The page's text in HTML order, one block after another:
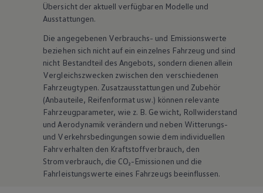
Übersicht der aktuell verfügbaren Modelle und
Ausstattungen.
Die angegebenen Verbrauchs- und Emissionswerte
beziehen sich nicht auf ein einzelnes Fahrzeug und sind
nicht Bestandteil des Angebots, sondern dienen allein
Vergleichszwecken zwischen den verschiedenen
Fahrzeugtypen. Zusatzausstattungen und Zubehör
(Anbauteile, Reifenformat usw.) können relevante
Fahrzeugparameter, wie z. B. Gewicht, Rollwiderstand
und Aerodynamik verändern und neben Witterungs-
und Verkehrsbedingungen sowie dem individuellen
Fahrverhalten den Kraftstoffverbrauch, den
Stromverbrauch, die CO₂-Emissionen und die
Fahrleistungswerte eines Fahrzeugs beeinflussen.